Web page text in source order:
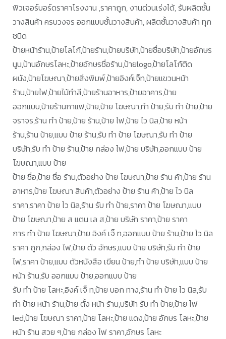
ฟิวเจอร์บอร์ดราคาโรงงาน ,ราคาถูก, งานด่วนเร่งได้, รับผลิตชั้น
วางสินค้า ครบวงจร ออกแบบชั้นวางสินค้า, ผลิตชั้นวางสินค้า ทุก
ชนิด
ป้ายหน้าร้าน,ป้ายโลโก้,ป้ายร้าน,ป้ายบริษัท,ป้ายชื่อบริษัท,ป้ายอักษร
นูน,ป้านอักษรโลหะ,ป้ายอักษรชื่อร้าน,ป้ายlogo,ป้ายโลโก้ติด
ผนัง,ป้ายโฆษณา,ป้ายสิ่งพิมพ์,ป้ายอิงค์เจ็ท,ป้ายแขวนหน้า
ร้าน,ป้ายไฟ,ป้ายไม้ทำสี,ป้ายร้านอาหาร,ป้ายอาคาร,ป้าย
ออกแบบ,ป้ายร้านกาแฟ,ป้าย,ป้าย โฆษณา,ทำ ป้าย,รับ ทำ ป้าย,ป้าย
จราจร,ร้าน ทำ ป้าย,ป้าย ร้าน,ป้าย ไฟ,ป้าย ไว นิล,ป้าย หน้า
ร้าน,ร้าน ป้าย,แบบ ป้าย ร้าน,รับ ทำ ป้าย โฆษณา,รับ ทำ ป้าย
บริษัท,รับ ทำ ป้าย ร้าน,ป้าย กล่อง ไฟ,ป้าย บริษัท,ออกแบบ ป้าย
โฆษณา,แบบ ป้าย
ป้าย ชื่อ,ป้าย ชื่อ ร้าน,ตัวอย่าง ป้าย โฆษณา,ป้าย ร้าน ค้า,ป้าย ร้าน
อาหาร,ป้าย โฆษณา สินค้า,ตัวอย่าง ป้าย ร้าน ค้า,ป้าย ไว นิล
ราคา,ราคา ป้าย ไว นิล,ร้าน รับ ทำ ป้าย,ราคา ป้าย โฆษณา,แบบ
ป้าย โฆษณา,ป้าย ส แตน เล ส,ป้าย บริษัท ราคา,ป้าย ราคา
การ ทํา ป้าย โฆษณา,ป้าย อิงค์ เจ็ ท,ออกแบบ ป้าย ร้าน,ป้าย ไว นิล
ราคา ถูก,กล่อง ไฟ,ป้าย ตัว อักษร,แบบ ป้าย บริษัท,รับ ทำ ป้าย
ไฟ,ราคา ป้าย,แบบ ตัวหนังสือ เขียน ป้าย,ทํา ป้าย บริษัท,แบบ ป้าย
หน้า ร้าน,รับ ออกแบบ ป้าย,ออกแบบ ป้าย
รับ ทำ ป้าย โลหะ,อิงค์ เจ็ ท,ป้าย บอก ทาง,ร้าน ทํา ป้าย ไว นิล,รับ
ทำ ป้าย หน้า ร้าน,ป้าย ตั้ง หน้า ร้าน,บริษัท รับ ทำ ป้าย,ป้าย ไฟ
led,ป้าย โฆษณา ราคา,ป้าย โลหะ,ป้าย แดง,ป้าย อักษร โลหะ,ป้าย
หน้า ร้าน สวย ๆ,ป้าย กล่อง ไฟ ราคา,อักษร โลหะ